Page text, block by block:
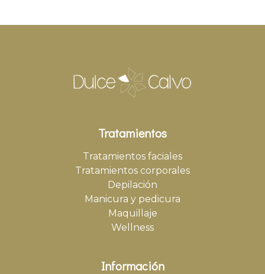
Tratamientos
Tratamientos faciales
Tratamientos corporales
Depilación
Manicura y pedicura
Maquillaje
Wellness
Información